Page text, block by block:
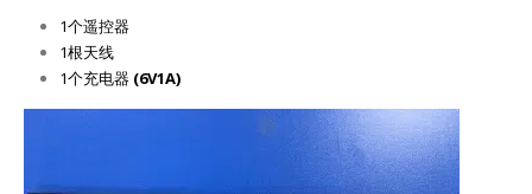
1个遥控器
1根天线
1个充电器 (6V1A)